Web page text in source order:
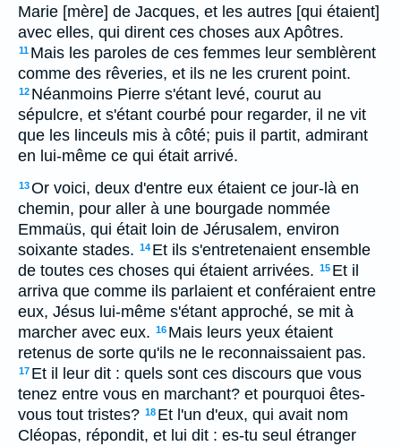
Marie [mère] de Jacques, et les autres [qui étaient]
avec elles, qui dirent ces choses aux Apôtres.
11 Mais les paroles de ces femmes leur semblèrent
comme des rêveries, et ils ne les crurent point.
12 Néanmoins Pierre s'étant levé, courut au
sépulcre, et s'étant courbé pour regarder, il ne vit
que les linceuls mis à côté; puis il partit, admirant
en lui-même ce qui était arrivé.
13Or voici, deux d'entre eux étaient ce jour-là en
chemin, pour aller à une bourgade nommée
Emmaüs, qui était loin de Jérusalem, environ
soixante stades. 14 Et ils s'entretenaient ensemble
de toutes ces choses qui étaient arrivées. 15 Et il
arriva que comme ils parlaient et conféraient entre
eux, Jésus lui-même s'étant approché, se mit à
marcher avec eux. 16 Mais leurs yeux étaient
retenus de sorte qu'ils ne le reconnaissaient pas.
17 Et il leur dit : quels sont ces discours que vous
tenez entre vous en marchant? et pourquoi êtes-
vous tout tristes? 18 Et l'un d'eux, qui avait nom
Cléopas, répondit, et lui dit : es-tu seul étranger